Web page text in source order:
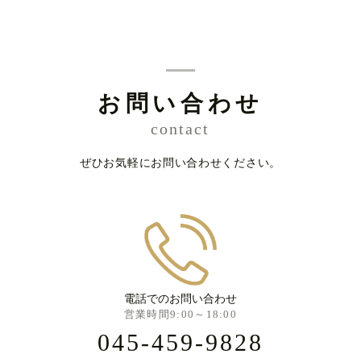
お問い合わせ
contact
ぜひお気軽にお問い合わせください。
電話でのお問い合わせ
営業時間9:00～18:00
045-459-9828